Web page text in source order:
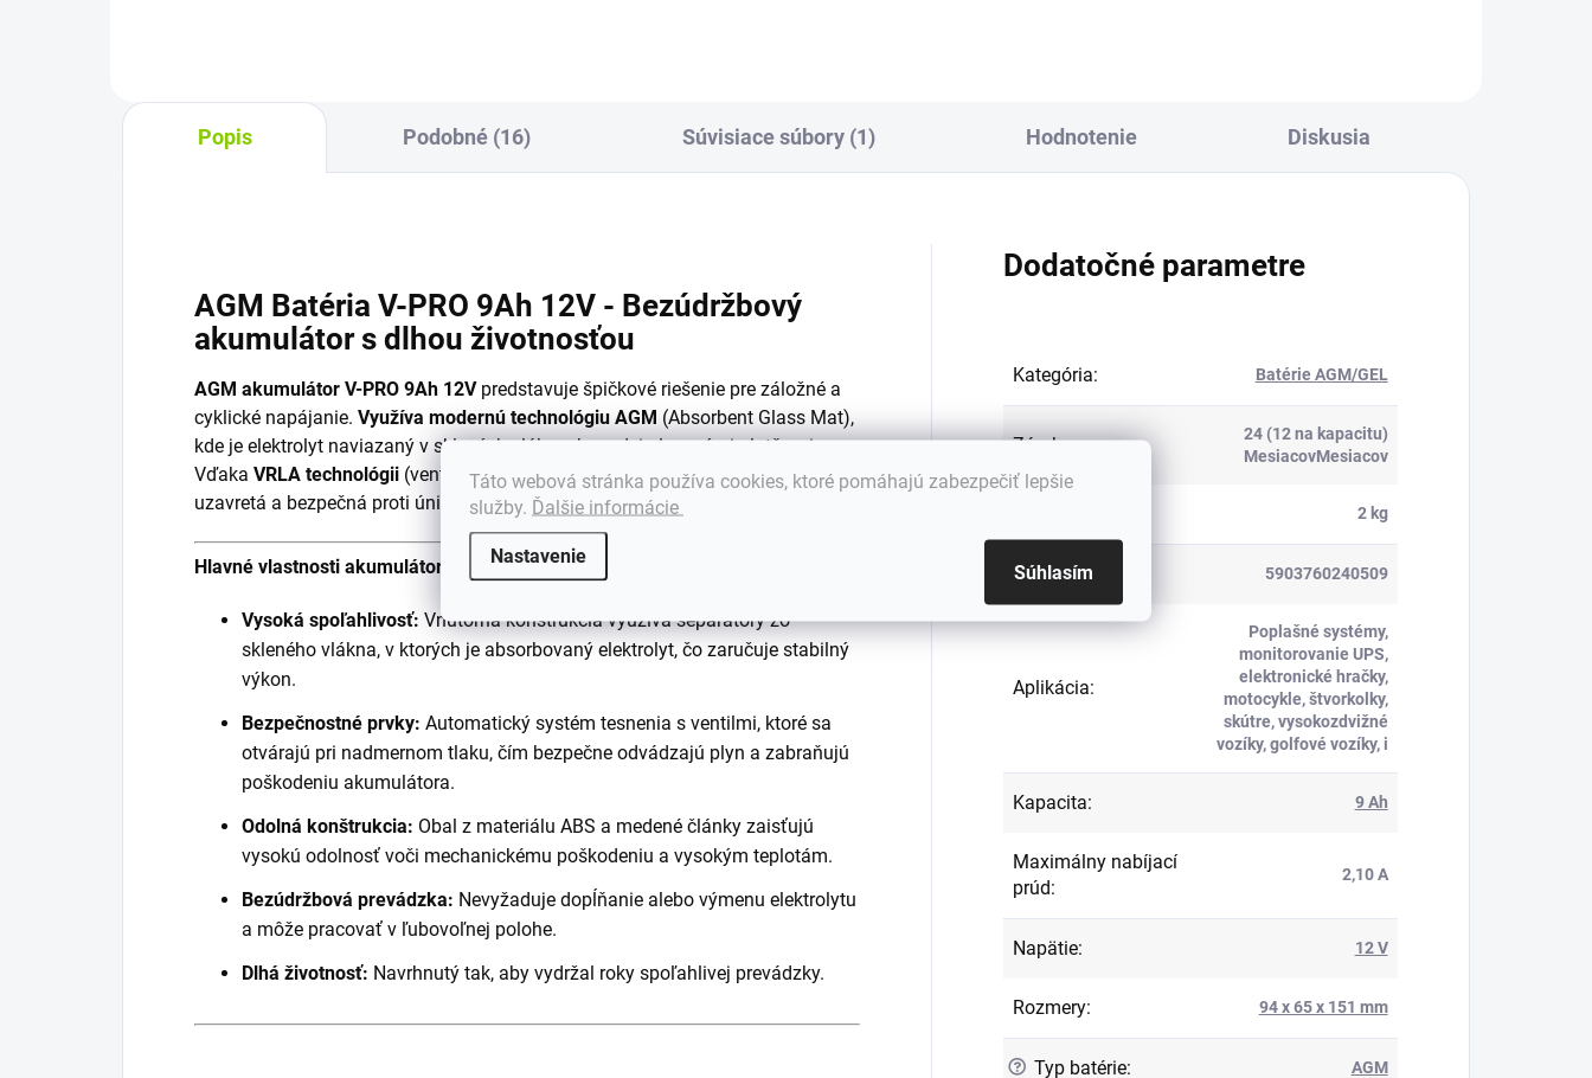
Táto webová stránka používa cookies, ktoré pomáhajú zabezpečiť lepšie
služby. Ďalšie informácie
Nastavenie
Súhlasím
Popis Podobné (16) Súvisiace súbory (1) Hodnotenie Diskusia
AGM Batéria V-PRO 9Ah 12V - Bezúdržbový
akumulátor s dlhou životnosťou
AGM akumulátor V-PRO 9Ah 12Vpredstavuje špičkové riešenie pre záložné a
cyklické napájanie. Využíva modernú technológiu AGM (Absorbent Glass Mat),
kde je elektrolyt naviazaný v sklených vláknach medzi olovenými platňami.
Vďaka VRLA technológii (ventilom regulovaný systém) je batéria kompletne
uzavretá a bezpečná proti úniku elektrolytu.
Hlavné vlastnosti akumulátora V-PRO:
Vysoká spoľahlivosť: Vnútorná konštrukcia využíva separátory zo
skleného vlákna, v ktorých je absorbovaný elektrolyt, čo zaručuje stabilný
výkon.
Bezpečnostné prvky: Automatický systém tesnenia s ventilmi, ktoré sa
otvárajú pri nadmernom tlaku, čím bezpečne odvádzajú plyn a zabraňujú
poškodeniu akumulátora.
Odolná konštrukcia: Obal z materiálu ABS a medené články zaisťujú
vysokú odolnosť voči mechanickému poškodeniu a vysokým teplotám.
Bezúdržbová prevádzka: Nevyžaduje dopĺňanie alebo výmenu elektrolytu
a môže pracovať v ľubovoľnej polohe.
Dlhá životnosť: Navrhnutý tak, aby vydržal roky spoľahlivej prevádzky.
Dodatočné parametre
Kategória: Batérie AGM/GEL
Záruka:
24 (12 na kapacitu)
MesiacovMesiacov
2 kg
EAN: 5903760240509
Aplikácia:
Poplašné systémy,
monitorovanie UPS,
elektronické hračky,
motocykle, štvorkolky,
skútre, vysokozdvižné
vozíky, golfové vozíky, i
Kapacita: 9 Ah
Maximálny nabíjací
prúd:
2,10 A
Napätie: 12 V
Rozmery: 94 x 65 x 151 mm
? Typ batérie: AGM